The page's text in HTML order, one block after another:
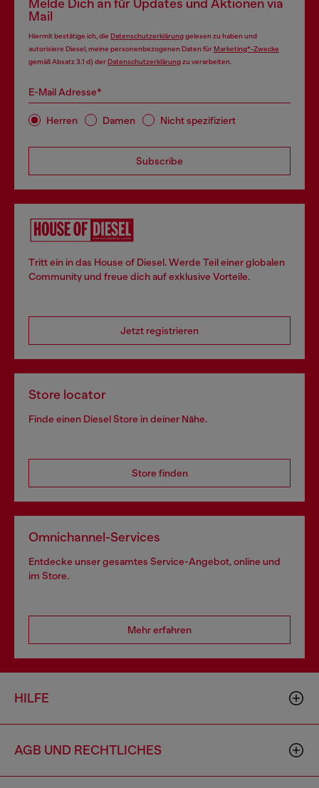
Melde Dich an für Updates und Aktionen via
Mail
Hiermit bestätige ich, die Datenschutzerklärunggelesen zu haben und
autorisiere Diesel, meine personenbezogenen Daten fürMarketing*-Zwecke
gemäß Absatz 3.1 d) derDatenschutzerklärungzu verarbeiten.
E-Mail Adresse*
Herren Damen Nicht spezifiziert
Subscribe
Tritt ein in das House of Diesel. Werde Teil einer globalen
Community und freue dich auf exklusive Vorteile.
Jetzt registrieren
Store locator
Finde einen Diesel Store in deiner Nähe.
Store finden
Omnichannel-Services
Entdecke unser gesamtes Service-Angebot, online und
im Store.
Mehr erfahren
HILFE
AGB UND RECHTLICHES